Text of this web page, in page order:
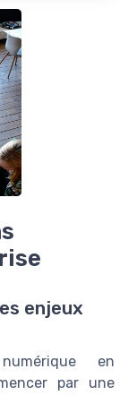
enjeux
en
par une